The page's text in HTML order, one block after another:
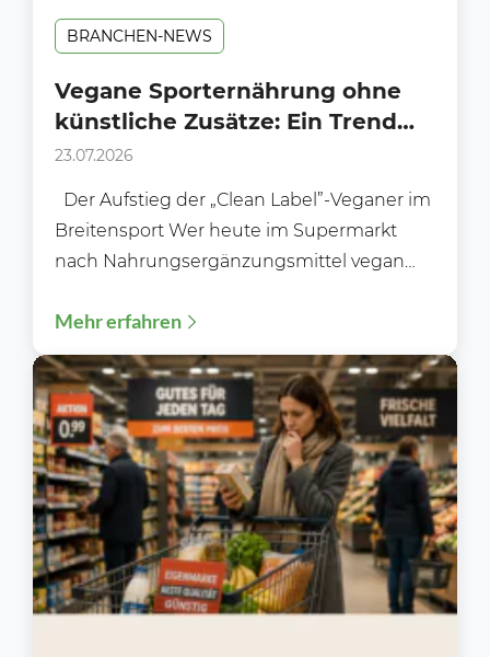
BRANCHEN-NEWS
Vegane Sporternährung ohne
künstliche Zusätze: Ein Trend
am Supermarkt-Regal?
23.07.2026
Der Aufstieg der „Clean Label”-Veganer im
Breitensport Wer heute im Supermarkt
nach Nahrungsergänzungsmittel vegan
Mehr erfahren